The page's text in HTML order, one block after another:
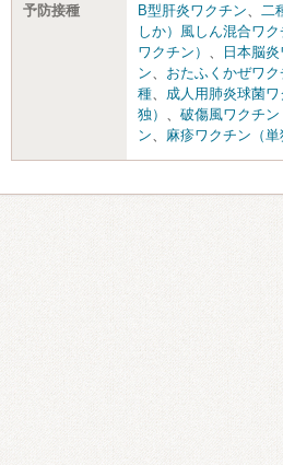
予防接種 B型肝炎ワクチン 二
しか）風しん混合ワク
ワクチン）
日本脳
ン
おたふくかぜワク
種
成人用肺炎球菌ワ
独）
破傷風ワクチン
ン
麻疹ワクチン（単